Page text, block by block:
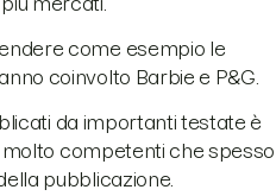
come esempio le
coinvolto Barbie e P&G.
da importanti testate è
competenti che spesso
pubblicazione.